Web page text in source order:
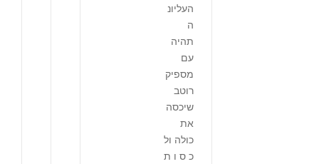
העליונ
ה
תהיה
עם
מספיק
רוטב
שיכסה
את
כולה ול
כ ס ו ת